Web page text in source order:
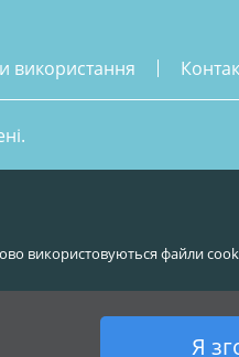
використання
використовуються файли
Я